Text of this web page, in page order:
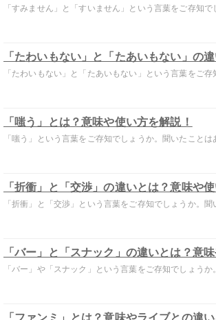
「すみません」と「すいません」という言葉をご存知で
「たわいもない」と「たあいもない」の
「たわいもない」と「たあいもない」という言葉をご存
「嗤う」とは？意味や使い方を解説！
「嗤う」という言葉をご存知でしょうか。聞いたことは
「折衝」と「交渉」の違いとは？意味や
「折衝」と「交渉」という言葉をご存知でしょうか。聞
「バー」と「スナック」の違いとは？意
「バー」や「スナック」という言葉をご存知でしょうか
「ファンミ」とは？意味やライブとの違い